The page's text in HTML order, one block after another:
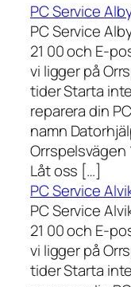
PC Service
PC Service
21 00 och E-
vi ligger på
tider Starta
reparera din
namn
Orrspelsvägen
Låt oss […]
PC Service
PC Service
21 00 och E-
vi ligger på
tider Starta